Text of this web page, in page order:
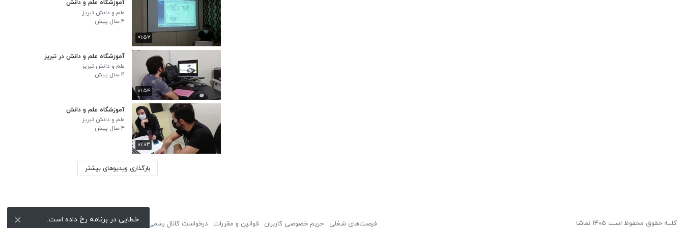
۰۱:۵۷
آموزشگاه علم و دانش
علم و دانش تبریز
۴ سال پیش
۰۱:۵۴
آموزشگاه علم و دانش در تبریز
علم و دانش تبریز
۴ سال پیش
۰۱:۰۳
آموزشگاه علم و دانش
علم و دانش تبریز
۴ سال پیش
بارگذاری ویدیوهای بیشتر
کلیه حقوق محفوظ است ۱۴۰۵ نماشا فرصت‌های شغلی حریم خصوصی کاربران قوانین و مقررات درخواست کانال رسمی لوگوی نماشا تبلیغات گزارش تخلف تماس با ما خطایی در برنامه رخ داده است.